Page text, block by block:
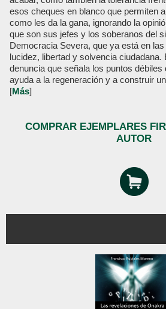
esos cheques en blanco que permiten
como les da la gana, ignorando la
que son sus jefes y los soberanos del
Democracia Severa, que ya está en
lucidez, libertad y solvencia ciudadana.
denuncia que señala los puntos
ayuda a la regeneración y a construir
[Más]
COMPRAR EJEMPLARES
AUTOR